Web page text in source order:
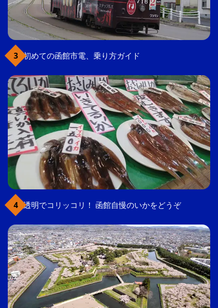
初めての函館市電、乗り方ガイド
透明でコリッコリ！ 函館自慢のいかをどうぞ